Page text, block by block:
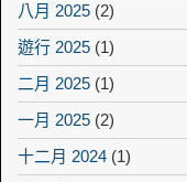
八月 2025 (2)
遊行 2025 (1)
二月 2025 (1)
一月 2025 (2)
十二月 2024 (1)